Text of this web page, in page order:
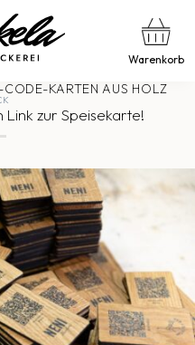
Warenkorb
CODE-KARTEN AUS HOLZ
Link zur Speisekarte!